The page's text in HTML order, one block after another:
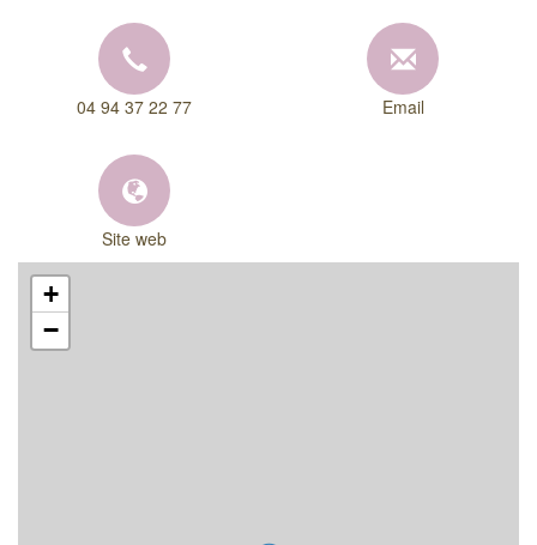
04 94 37 22 77 Email
Site web
+
−